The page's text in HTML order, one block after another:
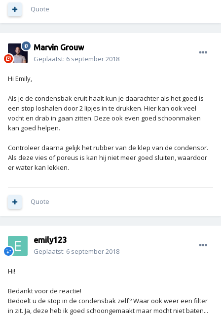
Quote
Marvin Grouw
Geplaatst: 6 september 2018
Hi Emily,
Als je de condensbak eruit haalt kun je daarachter als het goed is
een stop loshalen door 2 lipjes in te drukken. Hier kan ook veel
vocht en drab in gaan zitten. Deze ook even goed schoonmaken
kan goed helpen.
Controleer daarna gelijk het rubber van de klep van de condensor.
Als deze vies of poreus is kan hij niet meer goed sluiten, waardoor
er water kan lekken.
Quote
emily123
Geplaatst: 6 september 2018
Hi!
Bedankt voor de reactie!
Bedoelt u de stop in de condensbak zelf? Waar ook weer een filter
in zit. Ja, deze heb ik goed schoongemaakt maar mocht niet baten...